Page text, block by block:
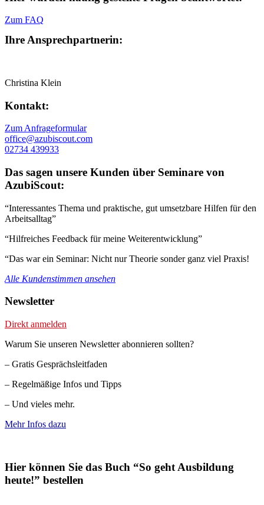
Zum FAQ
Ihre Ansprechpartnerin:
Christina Klein
Kontakt:
Zum Anfrageformular
office@azubiscout.com
02734 439933
Das sagen unsere Kunden über Seminare von
AzubiScout:
“Interessantes Thema und praktische, gut umsetzbare Hilfen für den
Arbeitsalltag”
“Hilfreiches Feedback für meine Weiterentwicklung”
“Das war ein Seminar: Nicht nur Theorie sonder ganz viel Praxis!
Alle Kundenstimmen ansehen
Newsletter
Direkt anmelden
Warum Sie unseren Newsletter abonnieren sollten?
– Gratis Gesprächsleitfaden
– Regelmäßige Infos und Tipps
– Und vieles mehr.
Mehr Infos dazu
Hier können Sie das Buch “So geht Ausbildung
heute!” bestellen